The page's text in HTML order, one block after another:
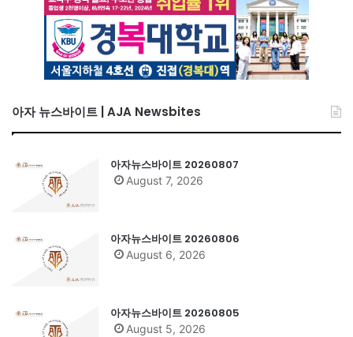
아자 뉴스바이트 | AJA Newsbites
아자뉴스바이트 20260807
August 7, 2026
아자뉴스바이트 20260806
August 6, 2026
아자뉴스바이트 20260805
August 5, 2026